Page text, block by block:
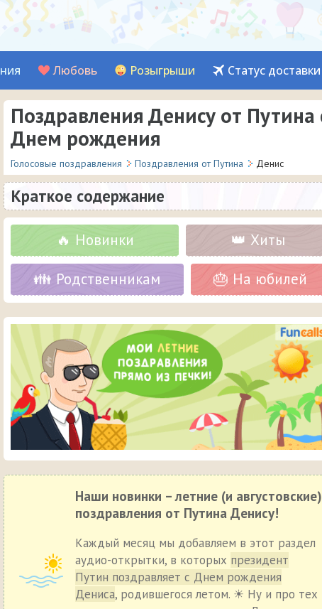
Любовь Розыгрыши Статус доставки
Поздравления Денису от Путина
Днем рождения
Голосовые поздравления Поздравления от Путина Денис
Краткое содержание
🔥 Новинки 👑 Хиты
👪 Родственникам 🎂 На юбилей
Наши новинки – летние (и августовские)
поздравления от Путина Денису!
Каждый месяц мы добавляем в этот раздел
аудио-открытки, в которых президент
Путин поздравляет с Днем рождения
Дениса, родившегося летом. ☀ Ну и про тех